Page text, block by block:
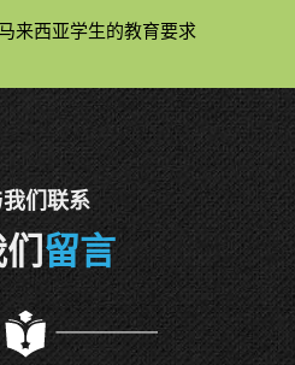
来西亚学生的教育要求
们联系
留言